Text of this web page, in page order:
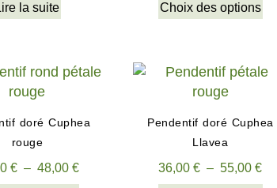
la suite Choix des options
doré Cuphea
rouge
€ – 48,00 €
Pendentif doré Cuphea
Llavea
36,00€ – 55,00€